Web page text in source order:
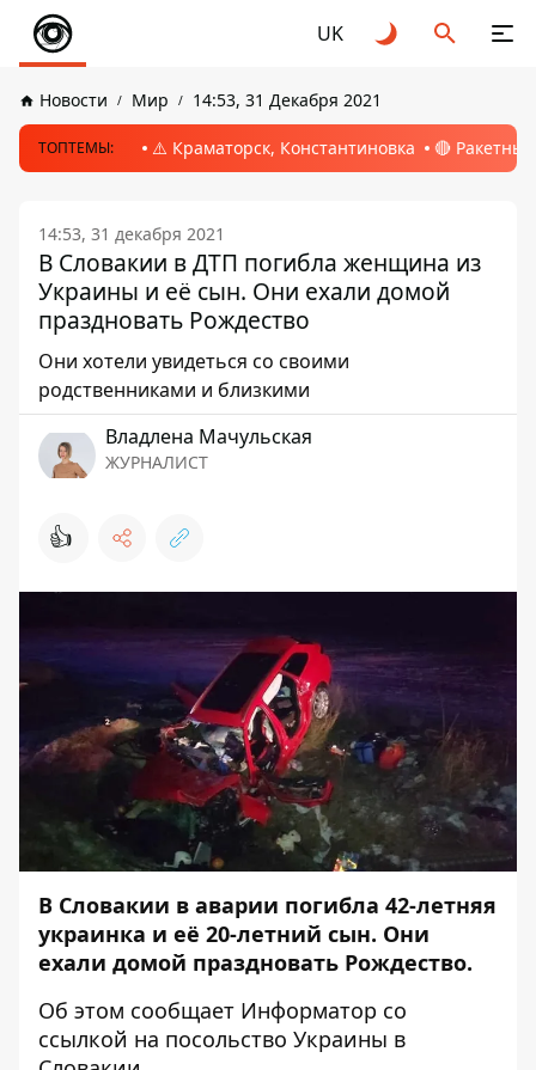
UK
Новости Мир 14:53, 31 Декабря 2021
ТОПТЕМЫ: ⚠️ Краматорск, Константиновка 🔴
14:53, 31 декабря 2021
В Словакии в ДТП погибла женщина из
Украины и её сын. Они ехали домой
праздновать Рождество
Они хотели увидеться со своими
родственниками и близкими
Владлена Мачульская
ЖУРНАЛИСТ
👍
В Словакии в аварии погибла 42-летняя
украинка и её 20-летний сын. Они
ехали домой праздновать Рождество.
Об этом сообщает Информатор со
ссылкой на посольство Украины в